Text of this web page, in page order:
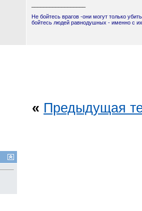
Не бойтесь врагов -они могут только
бойтесь людей равнодушных - именно с
« Предыдущая